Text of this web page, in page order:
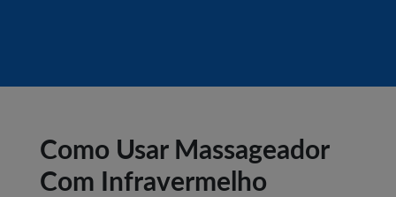
Como Usar Massageador
Com Infravermelho